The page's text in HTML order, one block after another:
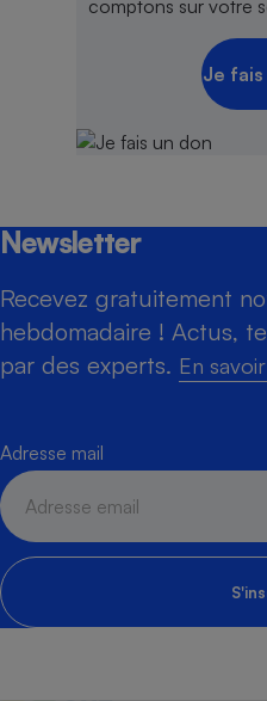
comptons sur votre
Je
Newsletter
Recevez gratuitement
hebdomadaire ! Actus,
par des experts. En
Adresse mail